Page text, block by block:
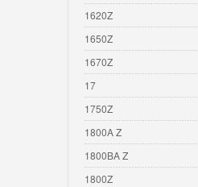
1620Z
1650Z
1670Z
17
1750Z
1800A Z
1800BA Z
1800Z